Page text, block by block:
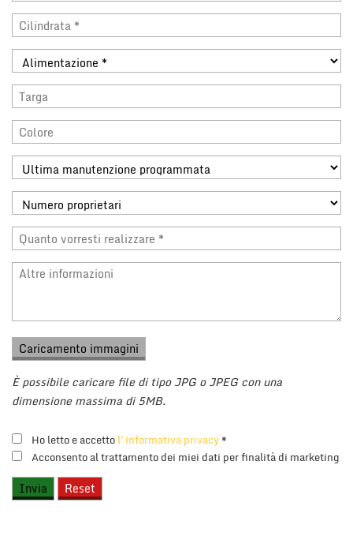
È possibile caricare file di tipo JPG o JPEG con una
dimensione massima di 5MB.
Ho letto e accettol'informativa privacy*
Acconsento al trattamento dei miei dati per finalità di marketing